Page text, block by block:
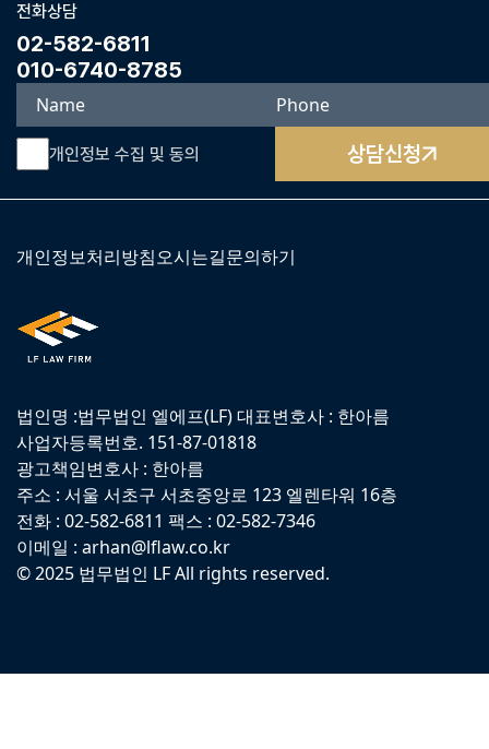
전화상담
02-582-6811
010-6740-8785
개인정보 수집 및 동의 상담신청
개인정보처리방침오시는길문의하기
법인명 :법무법인 엘에프(LF) 대표변호사 : 한아름
사업자등록번호. 151-87-01818
광고책임변호사 : 한아름
주소 : 서울 서초구 서초중앙로 123 엘렌타워 16층
전화 : 02-582-6811 팩스 : 02-582-7346
이메일 : arhan@lflaw.co.kr
© 2025 법무법인 LF All rights reserved.